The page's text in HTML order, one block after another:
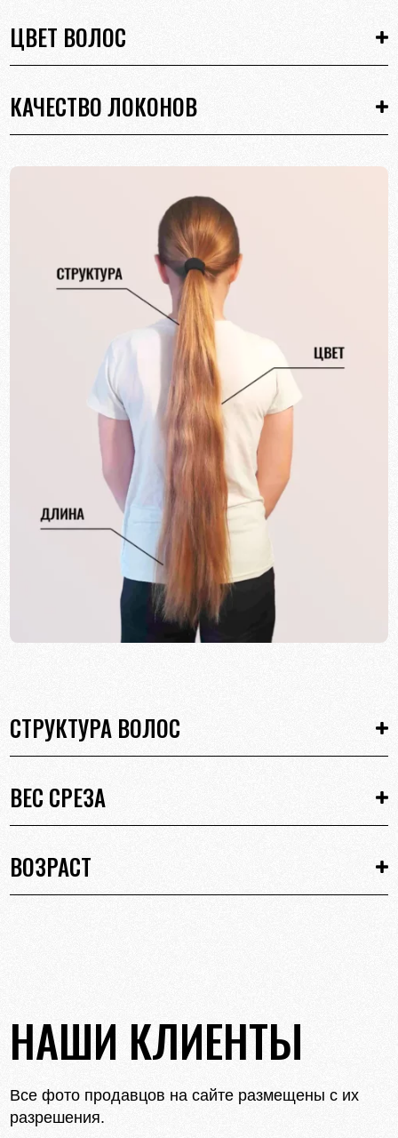
ЦВЕТ ВОЛОС
КАЧЕСТВО ЛОКОНОВ
СТРУКТУРА ВОЛОС
ВЕС СРЕЗА
ВОЗРАСТ
НАШИ КЛИЕНТЫ
Все фото продавцов на сайте размещены с их
разрешения.